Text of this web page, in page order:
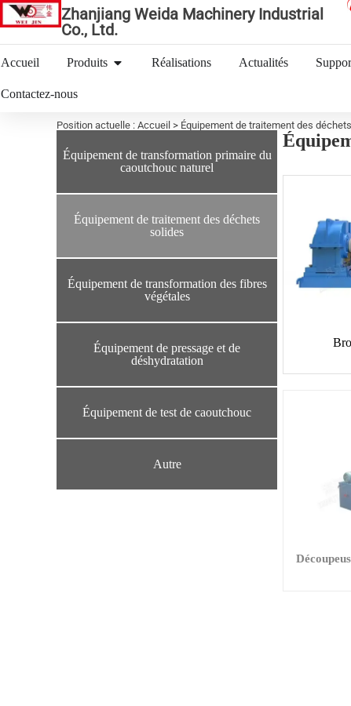
Zhanjiang Weida Machinery Industrial
Co., Ltd.
Accueil Produits Réalisations Actualités
Contactez-nous
Position actuelle : Accueil > Équipement de traitement des
Équipement de transformation primaire du
caoutchouc naturel
Équipement de traitement des déchets
solides
Équipement de transformation des fibres
végétales
Équipement de pressage et de
déshydratation
Équipement de test de caoutchouc
Autre